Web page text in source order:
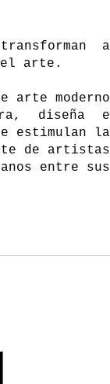
a
arte.
arte moderno
diseña e
estimulan la
de artistas
entre sus